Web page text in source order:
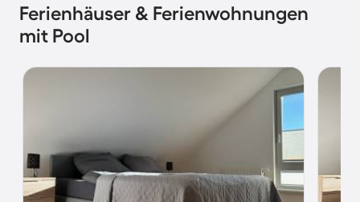
Ferienhäuser & Ferienwohnungen
mit Pool